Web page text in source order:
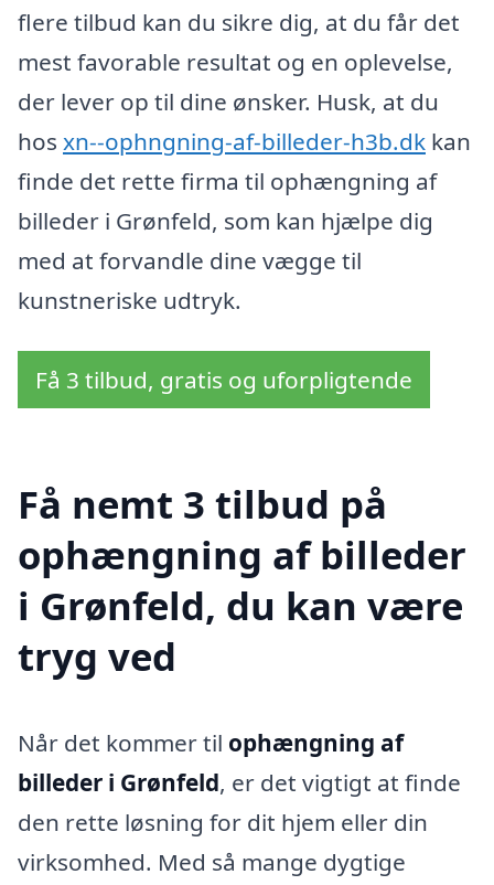
flere tilbud kan du sikre dig, at du får det
mest favorable resultat og en oplevelse,
der lever op til dine ønsker. Husk, at du
hos xn--ophngning-af-billeder-h3b.dk kan
finde det rette firma til ophængning af
billeder i Grønfeld, som kan hjælpe dig
med at forvandle dine vægge til
kunstneriske udtryk.
Få 3 tilbud, gratis og uforpligtende
Få nemt 3 tilbud på
ophængning af billeder
i Grønfeld, du kan være
tryg ved
Når det kommer til ophængning af
billeder i Grønfeld, er det vigtigt at finde
den rette løsning for dit hjem eller din
virksomhed. Med så mange dygtige